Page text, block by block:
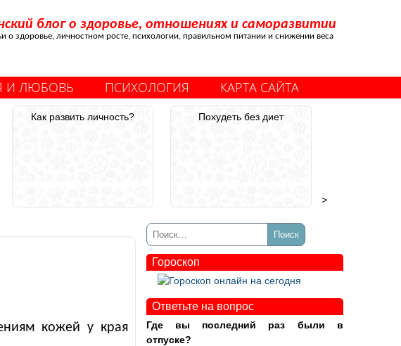
блог о здоровье, отношениях и саморазвитии
о здоровье, личностном росте, психологии, правильном питании и снижении веса
И ЛЮБОВЬ ПСИХОЛОГИЯ КАРТА САЙТА
Как развить личность? Похудеть без диет
>
кожей у края
Гороскоп
Ответьте на вопрос
Где вы последний раз были в
отпуске?